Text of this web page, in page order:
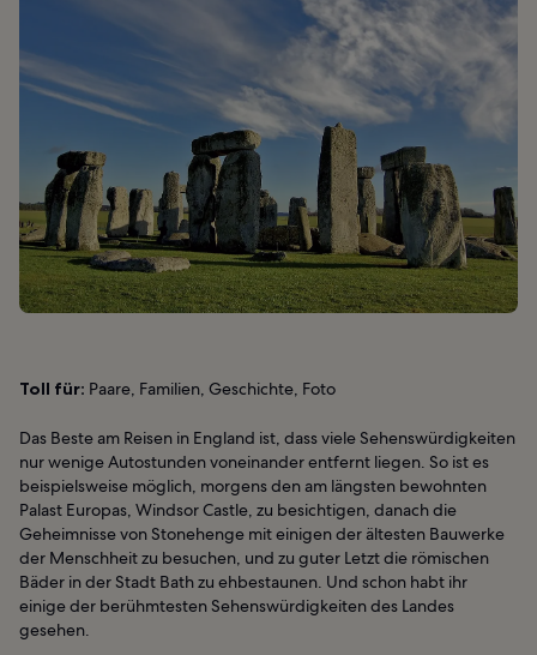
Toll für: Paare, Familien, Geschichte, Foto
Das Beste am Reisen in England ist, dass viele Sehenswürdigkeiten
nur wenige Autostunden voneinander entfernt liegen. So ist es
beispielsweise möglich, morgens den am längsten bewohnten
Palast Europas, Windsor Castle, zu besichtigen, danach die
Geheimnisse von Stonehenge mit einigen der ältesten Bauwerke
der Menschheit zu besuchen, und zu guter Letzt die römischen
Bäder in der Stadt Bath zu ehbestaunen. Und schon habt ihr
einige der berühmtesten Sehenswürdigkeiten des Landes
gesehen.